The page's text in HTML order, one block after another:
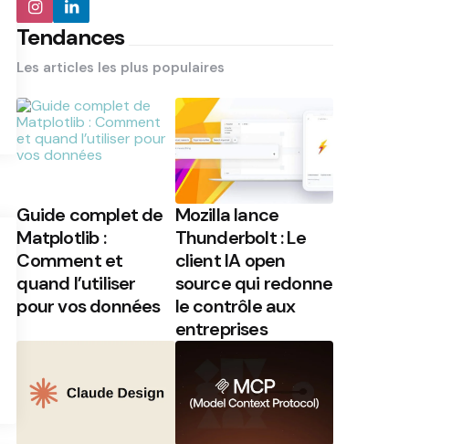
Tendances
Les articles les plus populaires
Guide complet de
Matplotlib :
Comment et
quand l’utiliser
pour vos données
Mozilla lance
Thunderbolt : Le
client IA open
source qui redonne
le contrôle aux
entreprises